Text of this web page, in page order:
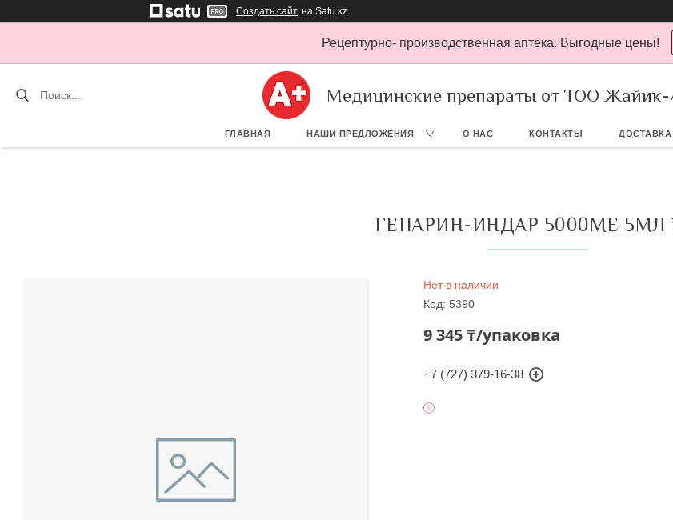
Создать сайт на Satu.kz
Рецептурно- производственная аптека. Выгодные цены!
Медицинские препараты от ТОО Жайик-
ГЛАВНАЯ НАШИ ПРЕДЛОЖЕНИЯ О НАС КОНТАКТЫ
ГЕПАРИН-ИНДАР 5000МЕ 5МЛ
Нет в наличии
Код:5390
9 345 ₸/упаковка
+7 (727) 379-16-38